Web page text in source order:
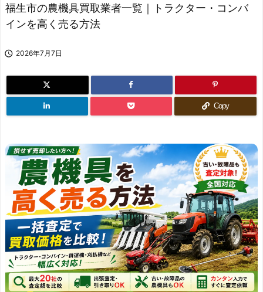

福生市の農機具買取業者一覧｜トラクター・コンバ
インを高く売る方法
 2026年7月7日
Copy